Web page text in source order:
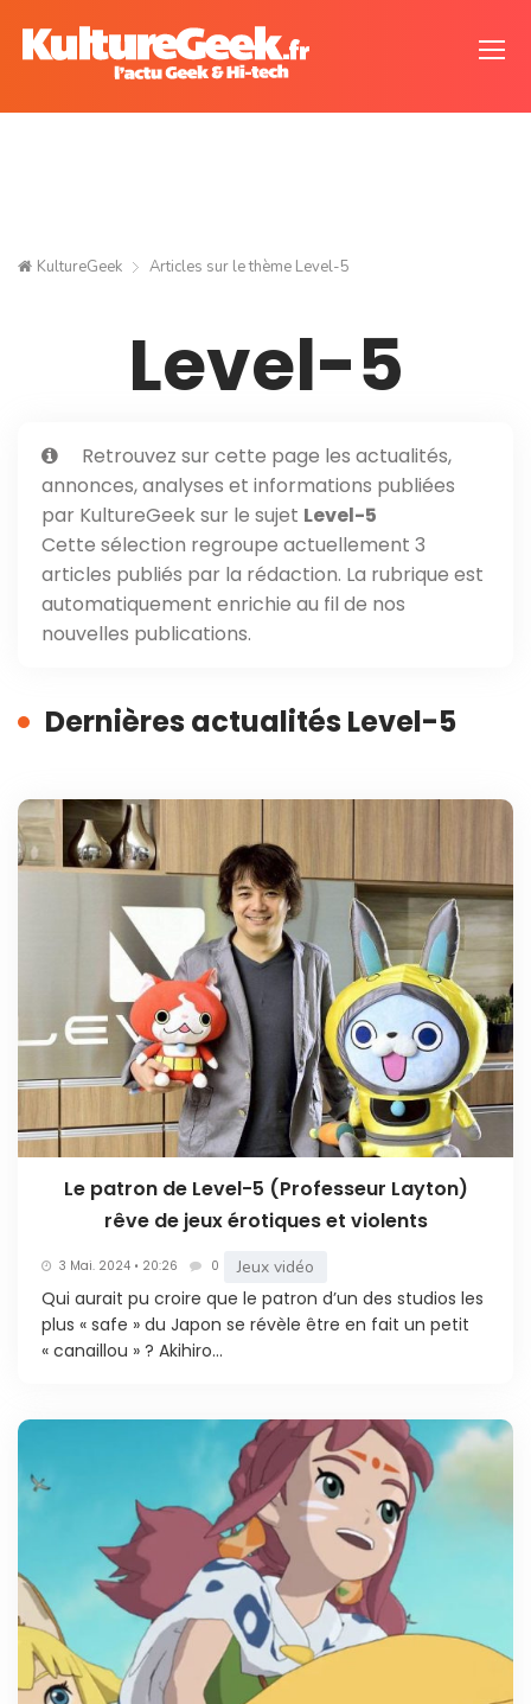
KultureGeek Articles sur le thème Level-5
Level-5
Retrouvez sur cette page les actualités,
annonces, analyses et informations publiées
par KultureGeek sur le sujet Level-5
Cette sélection regroupe actuellement 3
articles publiés par la rédaction. La rubrique est
automatiquement enrichie au fil de nos
nouvelles publications.
Dernières actualités Level-5
Le patron de Level-5 (Professeur Layton)
rêve de jeux érotiques et violents
3 Mai. 2024 • 20:26 0 Jeux vidéo
Qui aurait pu croire que le patron d’un des studios les
plus « safe » du Japon se révèle être en fait un petit
« canaillou » ? Akihiro...